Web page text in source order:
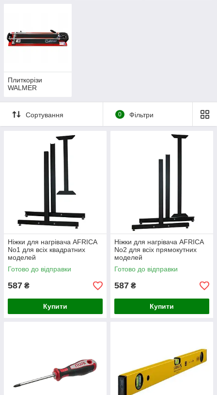
Плиткорізи
WALMER
Сортування 0 Фільтри
Ніжки для нагрівача AFRICA
No1 для всіх квадратних
моделей
Готово до відправки
587 ₴
Купити
Ніжки для нагрівача AFRICA
No2 для всіх прямокутних
моделей
Готово до відправки
587 ₴
Купити